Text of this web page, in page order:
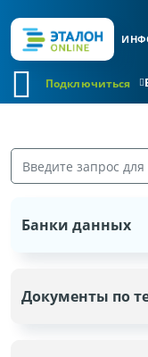
Подключиться
Банки данных
Документы по